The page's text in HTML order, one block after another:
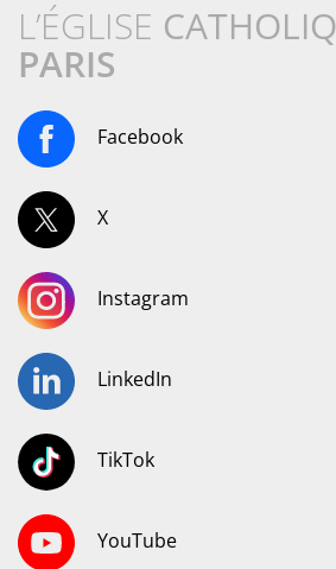
L’ÉGLISE
PARIS
Facebook
X
Instagram
LinkedIn
TikTok
YouTube